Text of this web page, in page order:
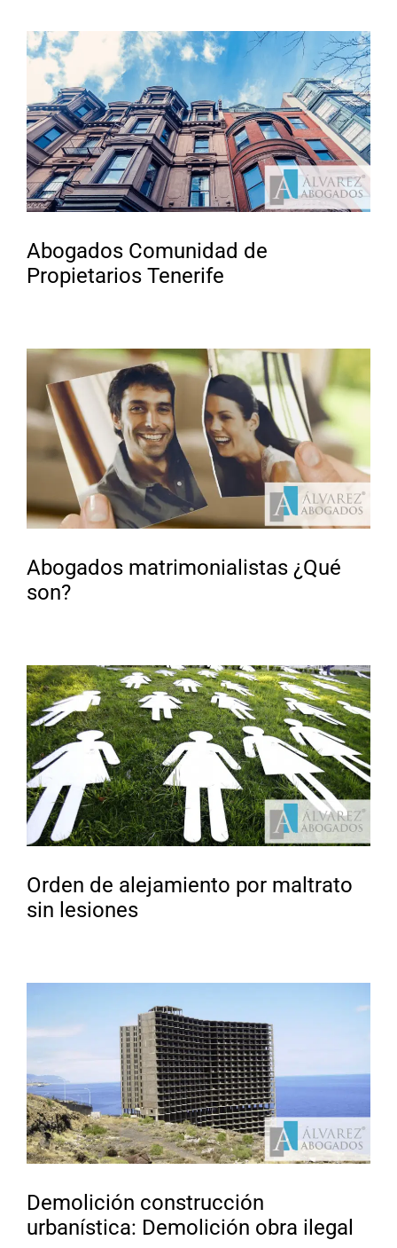
Abogados Comunidad de
Propietarios Tenerife
Abogados matrimonialistas ¿Qué
son?
Orden de alejamiento por maltrato
sin lesiones
Demolición construcción
urbanística: Demolición obra ilegal